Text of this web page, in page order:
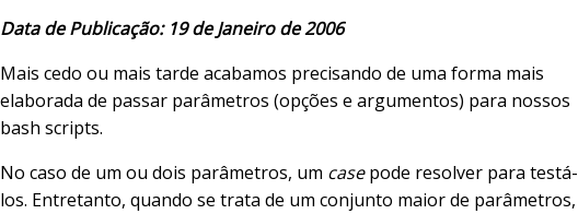
Data de Publicação: 19 de Janeiro de 2006
Mais cedo ou mais tarde acabamos precisando de uma forma mais
elaborada de passar parâmetros (opções e argumentos) para nossos
bash scripts.
No caso de um ou dois parâmetros, um casepode resolver para testá-
los. Entretanto, quando se trata de um conjunto maior de parâmetros,